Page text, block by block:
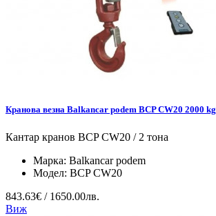
Кранова везна Balkancar podem BCP CW20 2000 kg
Кантар кранов BCP CW20 / 2 тона
Марка: Balkancar podem
Модел: BCP CW20
843.63€ / 1650.00лв.
Виж